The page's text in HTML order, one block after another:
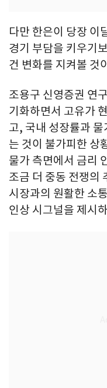
다만 한은이 당장 이
경기 부담을 키우기
건 변화를 지켜볼 것
조용구 신영증권 연
기화하면서 고유가
고, 국내 성장률과
는 것이 불가피한 상
물가 측면에서 금리
조금 더 중동 전쟁의
시장과의 원활한 소
인상 시그널을 제시